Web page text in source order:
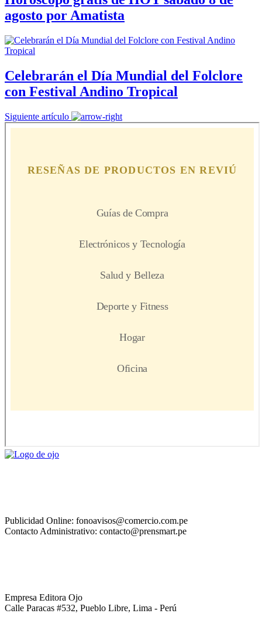
agosto por Amatista
Celebrarán el Día Mundial del Folclore
con Festival Andino Tropical
Siguiente artículo
Publicidad Online: fonoavisos@comercio.com.pe
Contacto Administrativo: contacto@prensmart.pe
Empresa Editora Ojo
Calle Paracas #532, Pueblo Libre, Lima - Perú